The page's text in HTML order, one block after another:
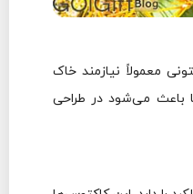
معمولاً نیازمند خاک
باعث می‌شود در طراحی